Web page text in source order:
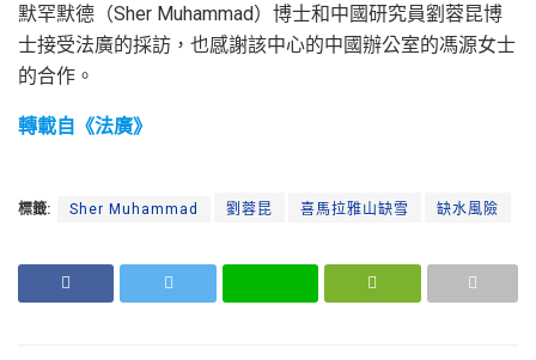
默罕默德（Sher Muhammad）博士和中國研究員劉蓉昆博
士接受法廣的採訪，也感謝該中心的中國辦公室的馮源女士
的合作。
轉載自《法廣》
標籤: Sher Muhammad 劉蓉昆 喜馬拉雅山缺雪 缺水風險